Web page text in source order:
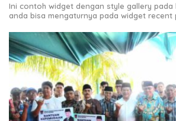
Ini contoh widget dengan style gallery pada
anda bisa mengaturnya pada widget recent